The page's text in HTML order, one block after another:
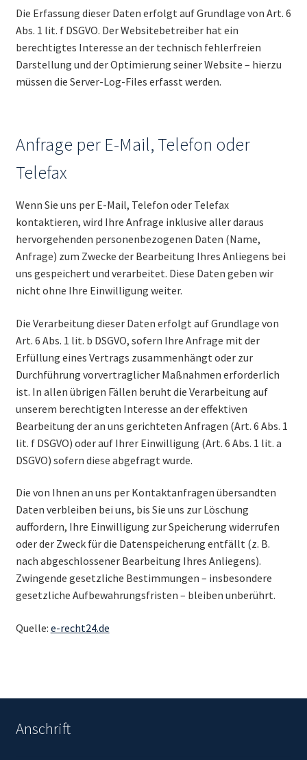
Die Erfassung dieser Daten erfolgt auf Grundlage von Art. 6
Abs. 1 lit. f DSGVO. Der Websitebetreiber hat ein
berechtigtes Interesse an der technisch fehlerfreien
Darstellung und der Optimierung seiner Website – hierzu
müssen die Server-Log-Files erfasst werden.
Anfrage per E-Mail, Telefon oder
Telefax
Wenn Sie uns per E-Mail, Telefon oder Telefax
kontaktieren, wird Ihre Anfrage inklusive aller daraus
hervorgehenden personenbezogenen Daten (Name,
Anfrage) zum Zwecke der Bearbeitung Ihres Anliegens bei
uns gespeichert und verarbeitet. Diese Daten geben wir
nicht ohne Ihre Einwilligung weiter.
Die Verarbeitung dieser Daten erfolgt auf Grundlage von
Art. 6 Abs. 1 lit. b DSGVO, sofern Ihre Anfrage mit der
Erfüllung eines Vertrags zusammenhängt oder zur
Durchführung vorvertraglicher Maßnahmen erforderlich
ist. In allen übrigen Fällen beruht die Verarbeitung auf
unserem berechtigten Interesse an der effektiven
Bearbeitung der an uns gerichteten Anfragen (Art. 6 Abs. 1
lit. f DSGVO) oder auf Ihrer Einwilligung (Art. 6 Abs. 1 lit. a
DSGVO) sofern diese abgefragt wurde.
Die von Ihnen an uns per Kontaktanfragen übersandten
Daten verbleiben bei uns, bis Sie uns zur Löschung
auffordern, Ihre Einwilligung zur Speicherung widerrufen
oder der Zweck für die Datenspeicherung entfällt (z. B.
nach abgeschlossener Bearbeitung Ihres Anliegens).
Zwingende gesetzliche Bestimmungen – insbesondere
gesetzliche Aufbewahrungsfristen – bleiben unberührt.
Quelle: e-recht24.de
Anschrift